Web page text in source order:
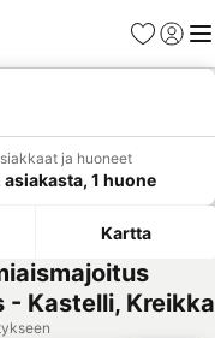
Suosikit
ja huoneet
asiakasta, 1 huone
Kartta
- Kastelli, Kreikka